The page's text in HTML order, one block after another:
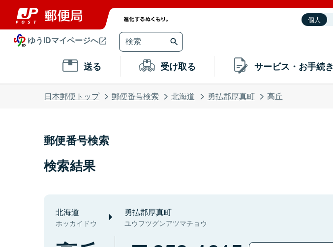
個人
ゆうIDマイページへ
送る 受け取る サービス・お手続き
日本郵便トップ 郵便番号検索 北海道 勇払郡厚真町 高丘
郵便番号検索
検索結果
北海道
ホッカイドウ
勇払郡厚真町
ユウフツグンアツマチョウ